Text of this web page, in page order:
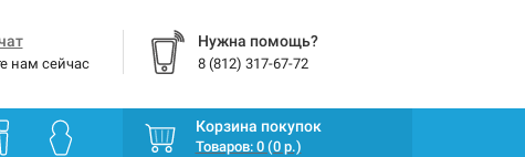
нам сейчас
Нужна помощь?
8 (812) 317-67-72
Корзина покупок
Товаров: 0 (0 р.)